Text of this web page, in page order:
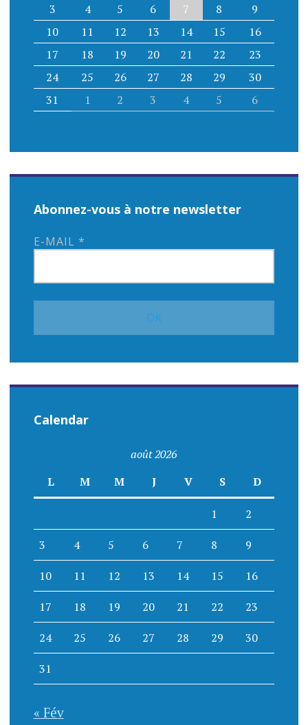
3
4 5 6 7 8
9
10
11 12 13 14 15
16
17
18 19 20 21 22
23
24
25 26 27 28 29
30
31
1 2 3 4 5 6
Abonnez-vous à notre newsletter
E-MAIL *
Calendar
août 2026
L
M M J V S D
1 2
3 4 5 6 7 8 9
10 11 12 13 14 15 16
17 18 19 20 21 22 23
24 25 26 27 28 29 30
31
« Fév